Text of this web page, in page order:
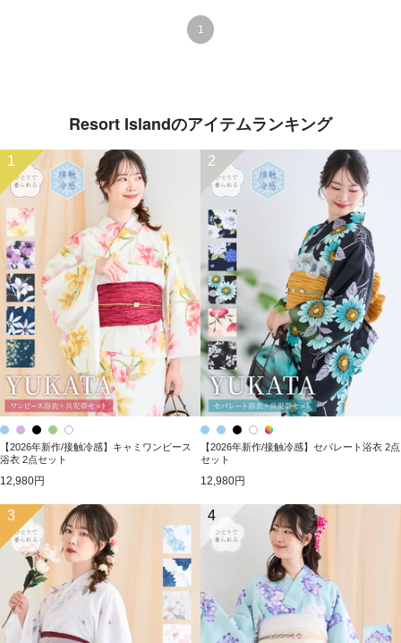
1
Resort Islandのアイテムランキング
1
【2026年新作/接触冷感】キャミワンピース
浴衣 2点セット
12,980円
2
【2026年新作/接触冷感】セパレート浴衣 2点
セット
12,980円
3 4